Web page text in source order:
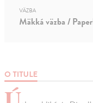
O TITULE
VÄZBA
Mäkká väzba /